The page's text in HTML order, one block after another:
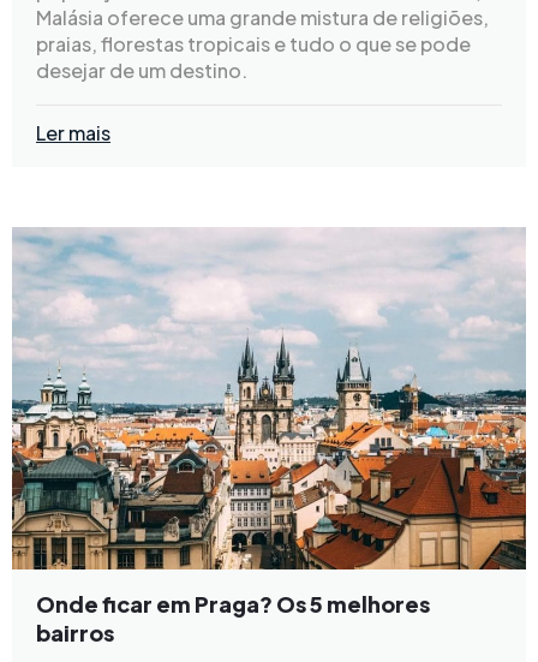
Malásia oferece uma grande mistura de religiões,
praias, florestas tropicais e tudo o que se pode
desejar de um destino.
Ler mais
Onde ficar em Praga? Os 5 melhores
bairros